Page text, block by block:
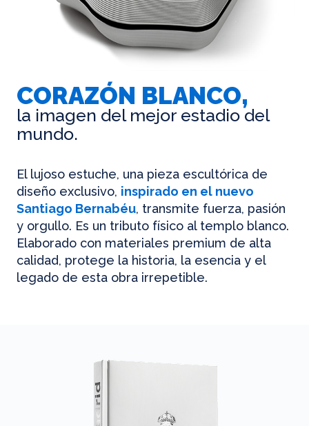
CORAZÓN BLANCO,
la imagen del mejor estadio del
mundo.
El lujoso estuche, una pieza escultórica de
diseño exclusivo, inspirado en el nuevo
Santiago Bernabéu, transmite fuerza, pasión
y orgullo. Es un tributo físico al templo blanco.
Elaborado con materiales premium de alta
calidad, protege la historia, la esencia y el
legado de esta obra irrepetible.